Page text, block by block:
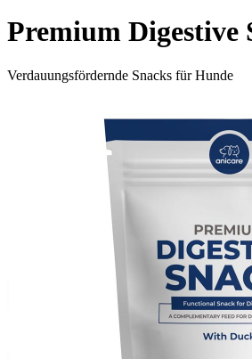
Premium Digestive
Verdauungsfördernde Snacks für Hunde